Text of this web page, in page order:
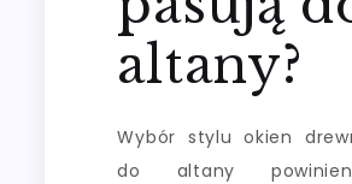
altany?
Wybór stylu okien
do altany